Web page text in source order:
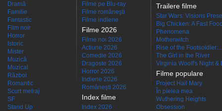
Dramă
Familie
Fantastic
Film noir
Horror
Istoric
Mister
Muzică
Muzical
Război
Romantic
Scurt metraj
SF
Stand Up
Filme pe Blu-ray
Filme româneşti
Filme indiene
Filme 2026
Filme noi 2026
Actiune 2026
Comedie 2026
Dragoste 2026
Horror 2026
Indiene 2026
Româneşti 2026
Index filme
Index 2026
Trailere filme
Star Wars: Visions
Big Chicken: A Fast
Phenomena
Motherwitch
Rise of the Footsoldier:...
The Girl in the River
Virginia Woolf's Night &
Filme populare
Project Hail Mary
În pielea mea
Wuthering Heights
Obsession